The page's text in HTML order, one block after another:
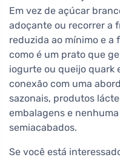
Em vez de açúcar
adoçante ou recorrer a
reduzida ao mínimo e a
como é um prato que
iogurte ou queijo quark
conexão com uma
sazonais, produtos
embalagens e
semiacabados.
Se você está